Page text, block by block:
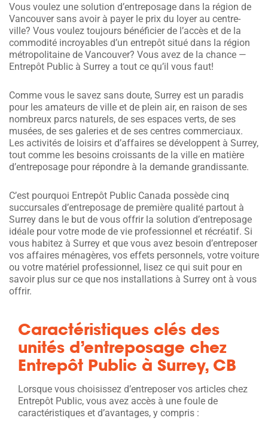
Vous voulez une solution d’entreposage dans la région de
Vancouver sans avoir à payer le prix du loyer au centre-
ville? Vous voulez toujours bénéficier de l’accès et de la
commodité incroyables d’un entrepôt situé dans la région
métropolitaine de Vancouver? Vous avez de la chance —
Entrepôt Public à Surrey a tout ce qu’il vous faut!
Comme vous le savez sans doute, Surrey est un paradis
pour les amateurs de ville et de plein air, en raison de ses
nombreux parcs naturels, de ses espaces verts, de ses
musées, de ses galeries et de ses centres commerciaux.
Les activités de loisirs et d’affaires se développent à Surrey,
tout comme les besoins croissants de la ville en matière
d’entreposage pour répondre à la demande grandissante.
C’est pourquoi Entrepôt Public Canada possède cinq
succursales d’entreposage de première qualité partout à
Surrey dans le but de vous offrir la solution d’entreposage
idéale pour votre mode de vie professionnel et récréatif. Si
vous habitez à Surrey et que vous avez besoin d’entreposer
vos affaires ménagères, vos effets personnels, votre voiture
ou votre matériel professionnel, lisez ce qui suit pour en
savoir plus sur ce que nos installations à Surrey ont à vous
offrir.
Caractéristiques clés des
unités d’entreposage chez
Entrepôt Public à Surrey, CB
Lorsque vous choisissez d’entreposer vos articles chez
Entrepôt Public, vous avez accès à une foule de
caractéristiques et d’avantages, y compris :